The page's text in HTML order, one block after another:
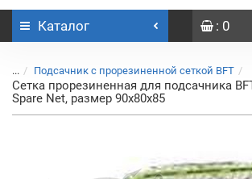
Каталог : 0
... Подсачник с прорезиненной сеткой BFT
Сетка прорезиненная для подсачника
Spare Net, размер 90x80x85